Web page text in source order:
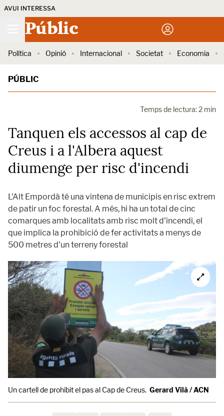
AVUI INTERESSA
Públic
Política Opinió Internacional Societat Economia
PÚBLIC
Temps de lectura: 2 min
Tanquen els accessos al cap de
Creus i a l'Albera aquest
diumenge per risc d'incendi
L'Alt Empordà té una vintena de municipis en risc extrem
de patir un foc forestal. A més, hi ha un total de cinc
comarques amb localitats amb risc molt d'incendi, el
que implica la prohibició de fer activitats a menys de
500 metres d'un terreny forestal
Un cartell de prohibit el pas al Cap de Creus. Gerard Vilà / ACN